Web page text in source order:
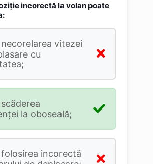
incorectă la volan poate
necorelarea vitezei
cu
scăderea
la oboseală;
folosirea incorectă